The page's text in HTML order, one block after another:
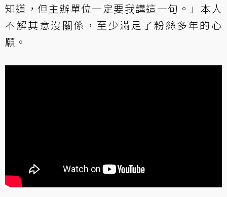
知道，但主辦單位一定要我講這一句。」本人
不解其意沒關係，至少滿足了粉絲多年的心
願。